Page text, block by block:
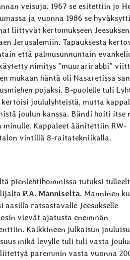
veisuja. 1967 se esitettiin jo
ja vuonna 1986 se
liittyvät kertomukseen Jeesuksen
Jerusalemiin. Tapauksesta
että palmusunnuntain
nimitys ”muurarirabbi”
mukaan häntä oli Nasaretissa
pojaksi. B-puolelle tuli
joululyhteistä, mutta
joulun kanssa. Bändi hoiti itse
Kappaleet äänitettiin RW-
vintillä 8-raitatekniikalla.
pienlehtihommissa tutuksi
P.A. Manniselta. Manninen
ratsastavalle Jeesukselle
vievät ajatusta enemmän
Kaikkineen julkaisun
mikä levylle tuli tuli vasta
paremmin vasta vuonna